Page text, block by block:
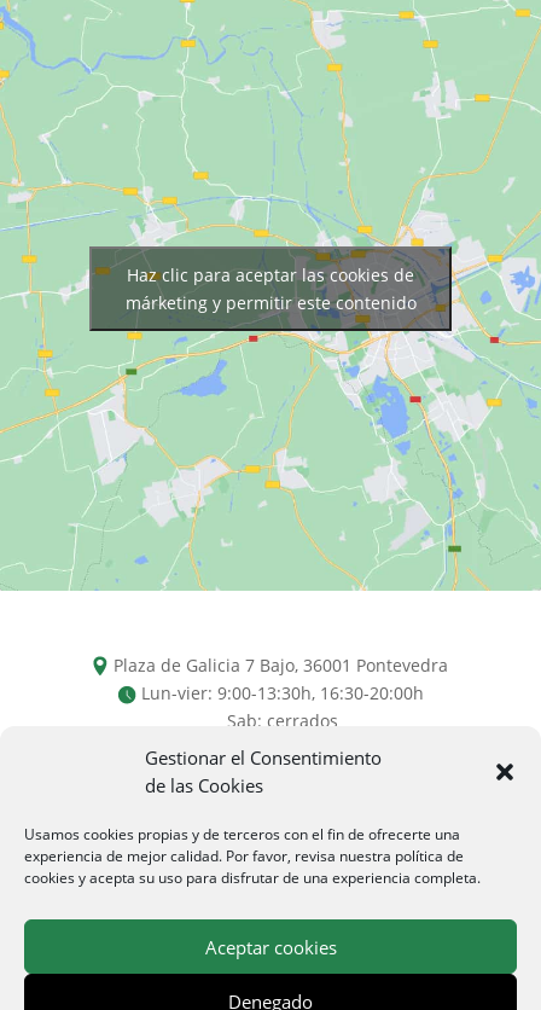
Gestionar el Consentimiento
de las Cookies
Usamos cookies propias y de terceros con el fin de ofrecerte una
experiencia de mejor calidad. Por favor, revisa nuestra política de
cookies y acepta su uso para disfrutar de una experiencia completa.
Aceptar cookies
Denegado
Haz clic para aceptar las cookies de
márketing y permitir este contenido
Plaza de Galicia 7 Bajo,36001 Pontevedra
Lun-vier: 9:00-13:30h, 16:30-20:00h
Sab: cerrados
986 86 00 00 / 986 86 01 00
Aviso legal